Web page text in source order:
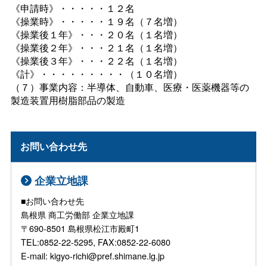
《申請時》・・・・・１２名
《操業時》・・・・・１９名（７名増）
《操業後１年》・・・２０名（１名増）
《操業後２年》・・・２１名（１名増）
《操業後３年》・・・２２名（１名増）
《計》・・・・・・・・・（１０名増）
（７）事業内容：半導体、自動車、医療・医薬機器等の
製造装置用樹脂部品の製造
お問い合わせ先
企業立地課
■お問い合わせ先
島根県 商工労働部 企業立地課
〒690-8501 島根県松江市殿町1
TEL:0852-22-5295, FAX:0852-22-6080
E-mail: kigyo-richi@pref.shimane.lg.jp